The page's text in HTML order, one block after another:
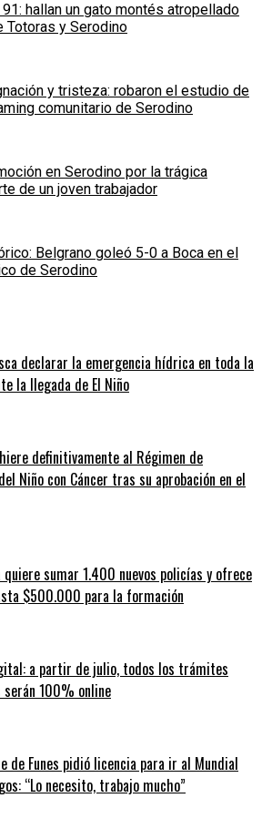
91: hallan un gato montés atropellado
Totoras y Serodino
y tristeza: robaron el estudio de
comunitario de Serodino
en Serodino por la trágica
de un joven trabajador
Belgrano goleó 5-0 a Boca en el
de Serodino
declarar la emergencia hídrica en toda la
la llegada de El Niño
definitivamente al Régimen de
Niño con Cáncer tras su aprobación en el
quiere sumar 1.400 nuevos policías y ofrece
$500.000 para la formación
a partir de julio, todos los trámites
serán 100% online
de Funes pidió licencia para ir al Mundial
“Lo necesito, trabajo mucho”